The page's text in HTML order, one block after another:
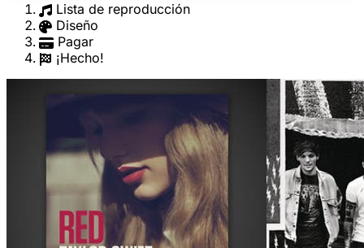
Lista de reproducción
Diseño
Pagar
¡Hecho!